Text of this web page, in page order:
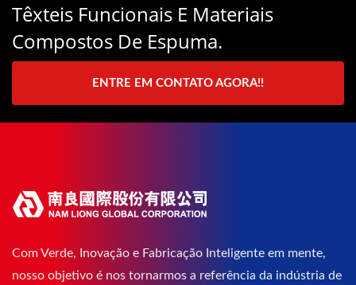
Têxteis Funcionais E Materiais
Compostos De Espuma.
ENTRE EM CONTATO AGORA!!
Com Verde, Inovação e Fabricação Inteligente em mente,
nosso objetivo é nos tornarmos a referência da indústria de